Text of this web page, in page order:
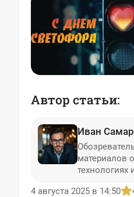
Автор статьи:
Иван
материалов
технологиях
4 августа 2025 в 14:50